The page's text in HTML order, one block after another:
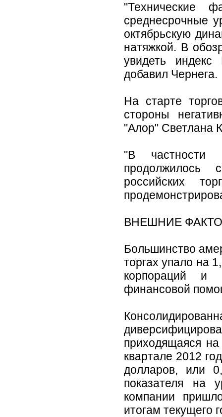
"Технические
среднесрочные
октябрьскую
натяжкой. В
увидеть
добавил Чернега.
На старте
стороны
"Алор" Светлана
"В частности
продолжилось
российских
ВНЕШНИЕ
Большинство
торгах упало на
корпораций и
финансовой
приходящаяся
квартале 2012
долларов, или
показателя на
компании
итогам текущего